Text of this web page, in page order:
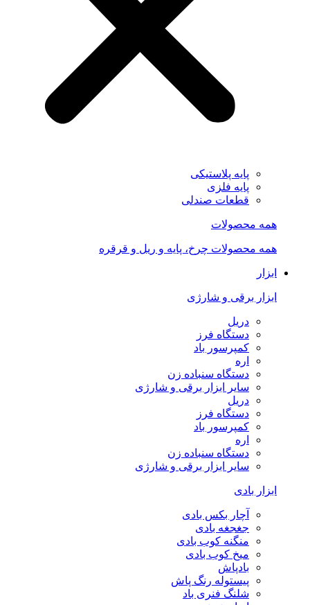
پایه پلاستیکی
پایه فلزی
قطعات صندلی
همه محصولات
همه محصولات چرخ، پایه و ریل و قرقره
ابزار
ابزار برقی و شارژی
دریل
دستگاه فرز
کمپرسور باد
اره
دستگاه سنباده زن
سایر ابزار برقی و شارژی
دریل
دستگاه فرز
کمپرسور باد
اره
دستگاه سنباده زن
سایر ابزار برقی و شارژی
ابزار بادی
آچار بکس بادی
جغجغه بادی
منگنه کوب بادی
میخ کوب بادی
بادپاش
پیستوله رنگ پاش
شلنگ فنری باد